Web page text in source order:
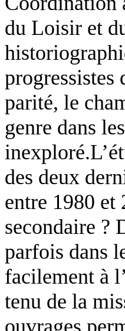
du Loisir et
progressistes
parité, le
genre dans
des deux
entre 1980 et
secondaire ?
parfois dans
facilement à
tenu de la
ouvrages